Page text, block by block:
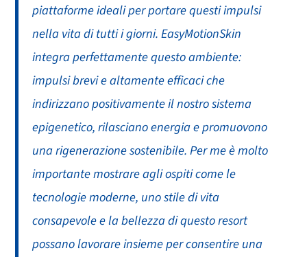
piattaforme ideali per portare questi impulsi
nella vita di tutti i giorni. EasyMotionSkin
integra perfettamente questo ambiente:
impulsi brevi e altamente efficaci che
indirizzano positivamente il nostro sistema
epigenetico, rilasciano energia e promuovono
una rigenerazione sostenibile. Per me è molto
importante mostrare agli ospiti come le
tecnologie moderne, uno stile di vita
consapevole e la bellezza di questo resort
possano lavorare insieme per consentire una